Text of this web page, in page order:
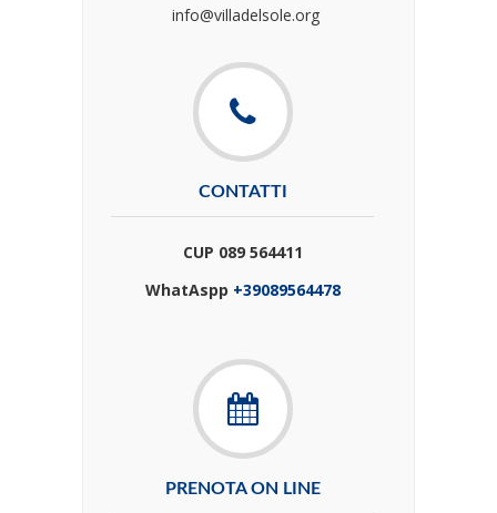
info@villadelsole.org
CONTATTI
CUP 089 564411
WhatAspp +39089564478
PRENOTA ON LINE